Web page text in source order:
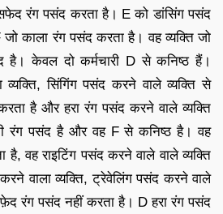
रंग पसंद करता है। E को डांसिंग पसंद
काला रंग पसंद करता है। वह व्यक्ति जो
केवल दो कर्मचारी D से कनिष्ठ हैं।
सिंगिंग पसंद करने वाले व्यक्ति से
है और हरा रंग पसंद करने वाले व्यक्ति
रंग पसंद है और वह F से कनिष्ठ है। वह
है, वह राइटिंग पसंद करने वाले वाले व्यक्ति
वाला व्यक्ति, ट्रेवेलिंग पसंद करने वाले
रंग पसंद नहीं करता है। D हरा रंग पसंद